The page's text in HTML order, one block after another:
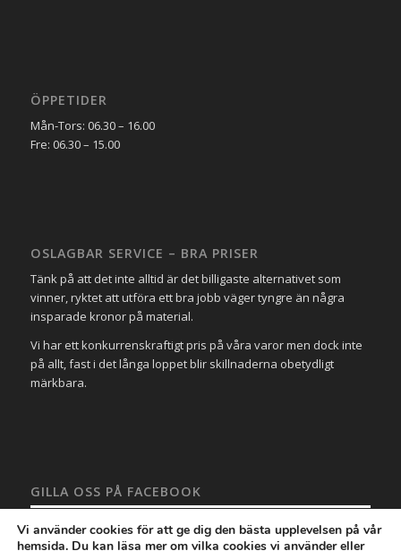
ÖPPETIDER
Mån-Tors: 06.30 – 16.00
Fre: 06.30 – 15.00
OSLAGBAR SERVICE – BRA PRISER
Tänk på att det inte alltid är det billigaste alternativet som
vinner, ryktet att utföra ett bra jobb väger tyngre än några
insparade kronor på material.
Vi har ett konkurrenskraftigt pris på våra varor men dock inte
på allt, fast i det långa loppet blir skillnaderna obetydligt
märkbara.
GILLA OSS PÅ FACEBOOK
Vi använder cookies för att ge dig den bästa upplevelsen på vår
hemsida. Du kan läsa mer om vilka cookies vi använder eller